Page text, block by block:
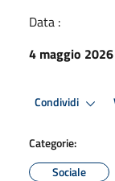
Data :
4 maggio 2026
Condividi
Categorie:
Sociale